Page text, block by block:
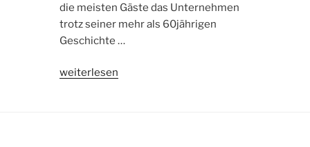
die meisten Gäste das Unternehmen
trotz seiner mehr als 60jährigen
Geschichte …
„13.
weiterlesen